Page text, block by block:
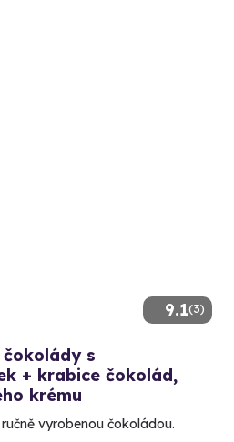
9.1(3)
s
+ krabice čokolád,
krému
vyrobenou čokoládou.